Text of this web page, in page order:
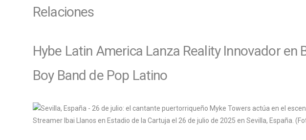
Relaciones
Hybe Latin America Lanza Reality Innovador en
Boy Band de Pop Latino